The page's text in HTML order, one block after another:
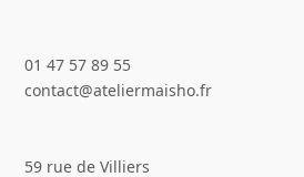
01 47 57 89 55
contact@ateliermaisho.fr
59 rue de Villiers